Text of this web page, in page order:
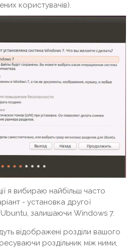
користувачів).
я вибираю найбільш часто
- установка другої
Ubuntu, залишаючи Windows 7.
відображені розділи вашого
роздільник між ними,